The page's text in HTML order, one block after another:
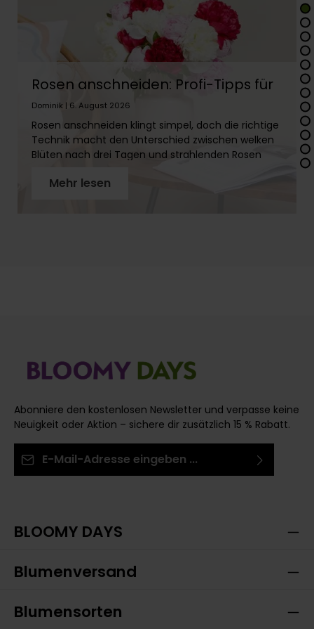
Rosen anschneiden: Profi-Tipps für
lange Frische
Dominik | 6. August 2026
Rosen anschneiden klingt simpel, doch die richtige
Technik macht den Unterschied zwischen welken
Blüten nach drei Tagen und strahlenden Rosen
Schritt für Schritt, wie Du Rosenstiele richtig
Mehr lesen
Abonniere den kostenlosen Newsletter und verpasse keine
Neuigkeit oder Aktion – sichere dir zusätzlich 15 % Rabatt.
BLOOMY DAYS
Blumenversand
Blumensorten